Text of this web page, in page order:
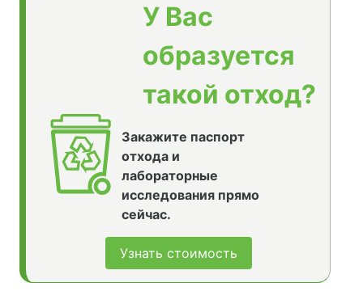
У Вас
образуется
такой отход?
Закажите паспорт
отхода и
лабораторные
исследования прямо
сейчас.
Узнать стоимость